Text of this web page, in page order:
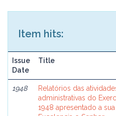
Item hits:
Issue
Date
Title
1948
Relatórios das
administrativas do
1948 apresentado a sua